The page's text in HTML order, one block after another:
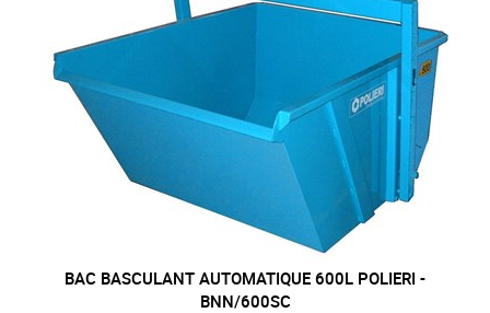
BAC BASCULANT AUTOMATIQUE 600L POLIERI -
BNN/600SC